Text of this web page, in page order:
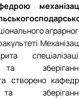
та створено